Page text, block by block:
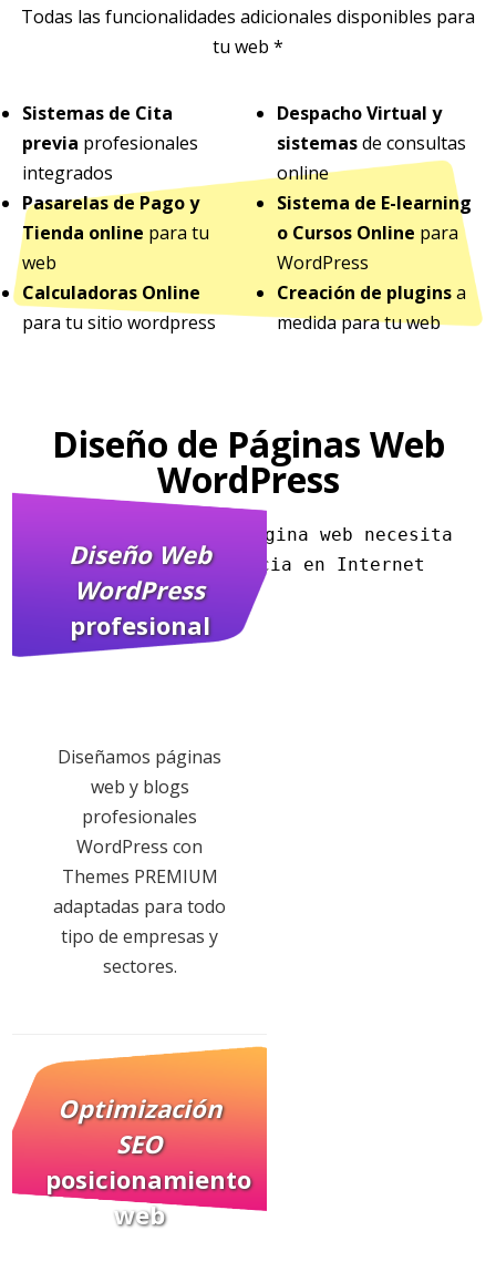
Todas las funcionalidades adicionales disponibles para
tu web *
Sistemas de Cita
previa profesionales
integrados
Pasarelas de Pago y
Tienda online para tu
web
Calculadoras Online
para tu sitio wordpress
Despacho Virtual y
sistemasde consultas
online
Sistema de E-learning
o Cursos Online para
WordPress
Creación de pluginsa
medida para tu web
Diseño de Páginas Web
WordPress
con todo lo que tu página web necesita
para tener presencia en Internet
Diseño Web
WordPress
profesional
Diseñamos páginas
web y blogs
profesionales
WordPress con
Themes PREMIUM
adaptadas para todo
tipo de empresas y
sectores.
Optimización
SEO
posicionamiento
web